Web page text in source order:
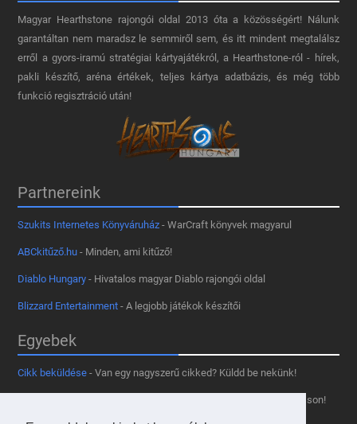
Magyar Hearthstone​ rajongói oldal 2013 óta a közösségért! Nálunk
garantáltan nem maradsz le semmiről sem, és itt mindent megtalálsz
erről a gyors-iramú stratégiai kártyajátékról, a Hearthstone-ról - hírek,
pakli készítő, aréna értékek, teljes kártya adatbázis, és még több
funkció regisztráció után!
Partnereink
Szukits Internetes Könyváruház - WarCraft könyvek magyarul
ABCkitűző.hu - Minden, ami kitűző!
Diablo Hungary - Hivatalos magyar Diablo rajongói oldal
Blizzard Entertainment - A legjobb játékok készítői
Egyebek
Cikk beküldése - Van egy nagyszerű cikked? Küldd be nekünk!
- Tetszik az oldal? Segíts, hogy fennmaradhasson!